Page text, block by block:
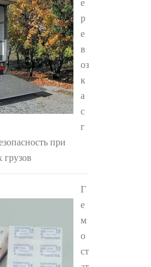
е
р
е
в
оз
к
а
с
г
при
грузов
Г
е
м
о
ст